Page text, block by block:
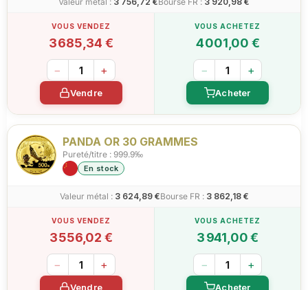
3 685,34 €
− +
Vendre
4 001,00 €
− +
Acheter
PANDA OR 30 GRAMMES
Pureté/titre : 999.9‰
En stock
3 556,02 €
− +
Vendre
Valeur métal : 3 624,89 €Bourse FR : 3 862,18 €
3 941,00 €
− +
Acheter